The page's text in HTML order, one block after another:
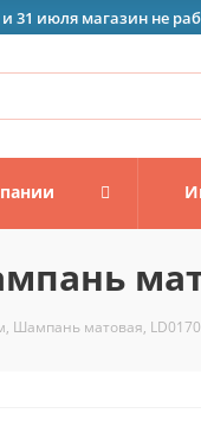
и 31 июля магазин не
Шампань матовая,